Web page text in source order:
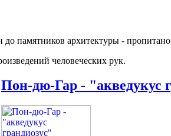
памятников архитектуры -
человеческих рук.
Пон-дю-Гар - "акведукус